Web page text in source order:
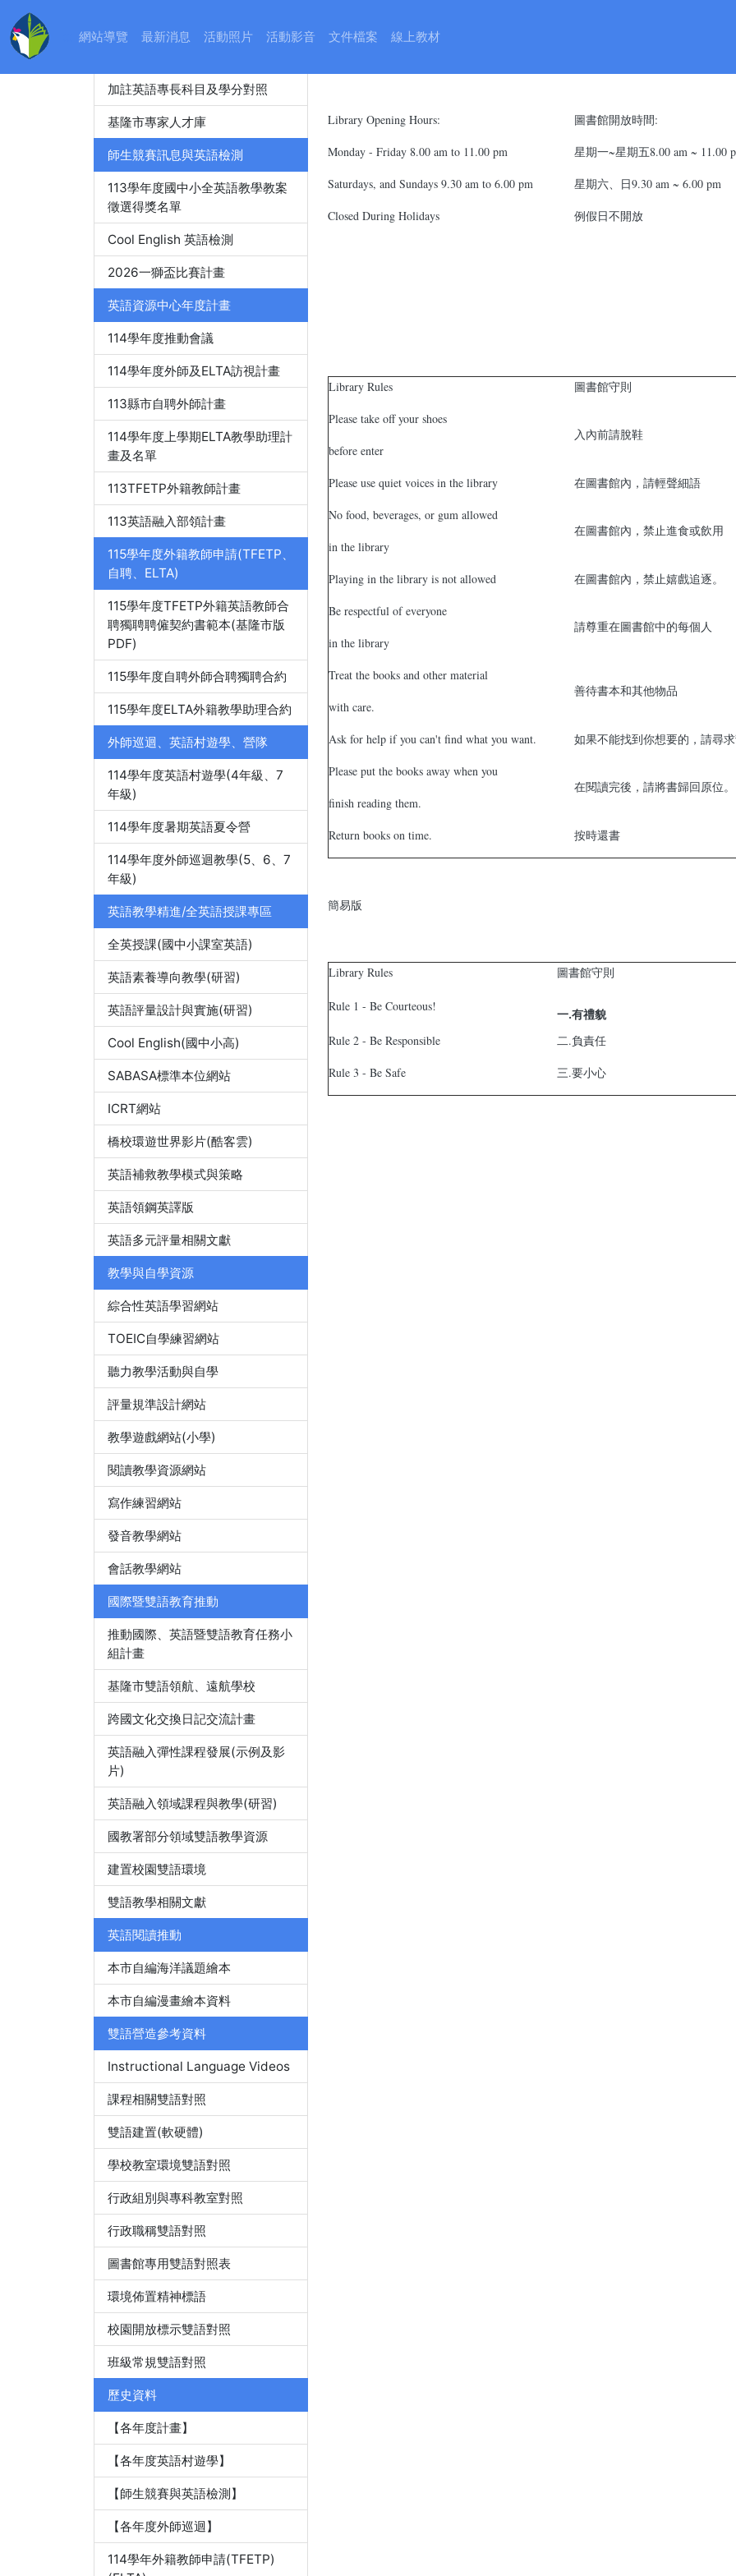
網站導覽 最新消息 活動照片 活動影音 文件檔案 線上教材
加註英語專長科目及學分對照
基隆市專家人才庫
師生競賽訊息與英語檢測
113學年度國中小全英語教學教案
徵選得獎名單
Cool English 英語檢測
2026一獅盃比賽計畫
英語資源中心年度計畫
114學年度推動會議
114學年度外師及ELTA訪視計畫
113縣市自聘外師計畫
114學年度上學期ELTA教學助理計
畫及名單
113TFETP外籍教師計畫
113英語融入部領計畫
115學年度外籍教師申請(TFETP、
自聘、ELTA)
115學年度TFETP外籍英語教師合
聘獨聘聘僱契約書範本(基隆市版
PDF)
115學年度自聘外師合聘獨聘合約
115學年度ELTA外籍教學助理合約
外師巡迴、英語村遊學、營隊
114學年度英語村遊學(4年級、7
年級)
114學年度暑期英語夏令營
114學年度外師巡迴教學(5、6、7
年級)
英語教學精進/全英語授課專區
全英授課(國中小課室英語)
英語素養導向教學(研習)
英語評量設計與實施(研習)
Cool English(國中小高)
SABASA標準本位網站
ICRT網站
橋校環遊世界影片(酷客雲)
英語補救教學模式與策略
英語領鋼英譯版
英語多元評量相關文獻
教學與自學資源
綜合性英語學習網站
TOEIC自學練習網站
聽力教學活動與自學
評量規準設計網站
教學遊戲網站(小學)
閱讀教學資源網站
寫作練習網站
發音教學網站
會話教學網站
國際暨雙語教育推動
推動國際、英語暨雙語教育任務小
組計畫
基隆市雙語領航、遠航學校
跨國文化交換日記交流計畫
英語融入彈性課程發展(示例及影
片)
英語融入領域課程與教學(研習)
國教署部分領域雙語教學資源
建置校園雙語環境
雙語教學相關文獻
英語閱讀推動
本市自編海洋議題繪本
本市自編漫畫繪本資料
雙語營造參考資料
Instructional Language Videos
課程相關雙語對照
雙語建置(軟硬體)
學校教室環境雙語對照
行政組別與專科教室對照
行政職稱雙語對照
圖書館專用雙語對照表
環境佈置精神標語
校園開放標示雙語對照
班級常規雙語對照
歷史資料
【各年度計畫】
【各年度英語村遊學】
【師生競賽與英語檢測】
【各年度外師巡迴】
114學年外籍教師申請(TFETP)
Library Opening Hours: 圖書館開放時間:
Monday - Friday 8.00 am to 11.00 pm 星期一~星期五8.00 am ~ 11.00
Saturdays, and Sundays 9.30 am to 6.00 pm 星期六、日9.30 am ~ 6.00 pm
Closed During Holidays 例假日不開放
Library Rules 圖書館守則
Please take off your shoes
before enter
入內前請脫鞋
Please use quiet voices in the library 在圖書館內，請輕聲細語
No food, beverages, or gum allowed
in the library
在圖書館內，禁止進食或飲用
Playing in the library is not allowed 在圖書館內，禁止嬉戲追逐。
Be respectful of everyone
in the library
請尊重在圖書館中的每個人
Treat the books and other material
with care.
善待書本和其他物品
Ask for help if you can't find what you want. 如果不能找到你想要的，請尋
Please put the books away when you
finish reading them.
在閱讀完後，請將書歸回原位。
Return books on time. 按時還書
簡易版
Library Rules 圖書館守則
Rule 1 - Be Courteous!
一.有禮貌
Rule 2 - Be Responsible 二.負責任
Rule 3 - Be Safe 三.要小心